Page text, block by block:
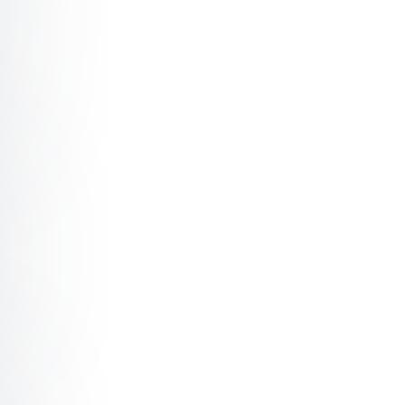
Få tiden att räcka till
AI i din arbetsdag - Spara tid, bli effektivare och